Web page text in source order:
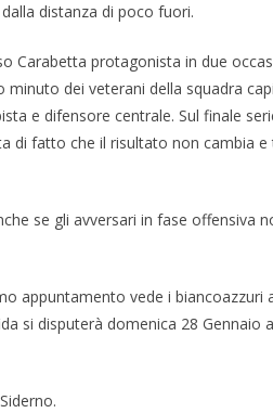
distanza di poco fuori.
Carabetta protagonista in due
dei veterani della squadra
e difensore centrale. Sul finale
di fatto che il risultato non cambia
se gli avversari in fase offensiva
appuntamento vede i
si disputerà domenica 28 Gennaio